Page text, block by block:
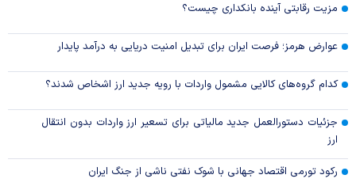
مزیت رقابتی آینده بانکداری چیست؟
عوارض هرمز؛ فرصت ایران برای تبدیل امنیت دریایی به درآمد پایدار
کدام گروه‌های کالایی مشمول واردات با رویه جدید ارز اشخاص شدند؟
جزئیات دستورالعمل جدید مالیاتی برای تسعیر ارز واردات بدون انتقال
ارز
رکود تورمی اقتصاد جهانی با شوک نفتی ناشی از جنگ ایران